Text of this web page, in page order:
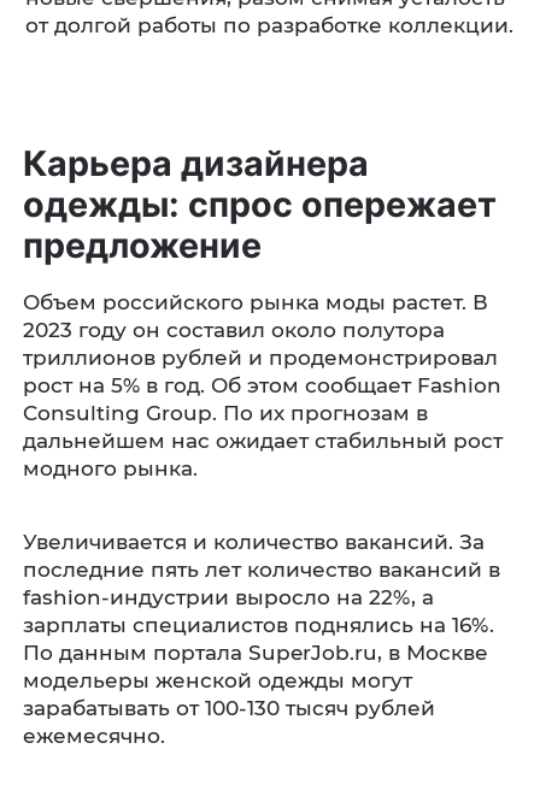
от долгой работы по разработке коллекции.
Карьера дизайнера
одежды: спрос опережает
предложение
Объем российского рынка моды растет. В
2023 году он составил около полутора
триллионов рублей и продемонстрировал
рост на 5% в год. Об этом сообщает Fashion
Consulting Group. По их прогнозам в
дальнейшем нас ожидает стабильный рост
модного рынка.
Увеличивается и количество вакансий. За
последние пять лет количество вакансий в
fashion-индустрии выросло на 22%, а
зарплаты специалистов поднялись на 16%.
По данным портала SuperJob.ru, в Москве
модельеры женской одежды могут
зарабатывать от 100-130 тысяч рублей
ежемесячно.